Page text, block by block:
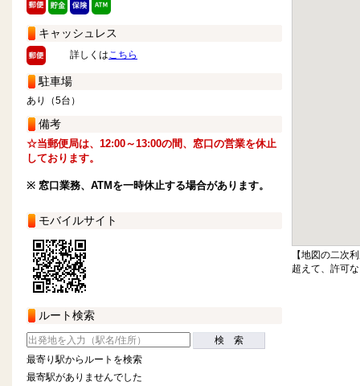
キャッシュレス
詳しくはこちら
駐車場
あり（5台）
備考
☆当郵便局は、12:00～13:00の間、窓口の営業を休止
しております。
※ 窓口業務、ATMを一時休止する場合があります。
モバイルサイト
ルート検索
検 索
最寄り駅からルートを検索
最寄駅がありませんでした
【地図の二次
超えて、許可